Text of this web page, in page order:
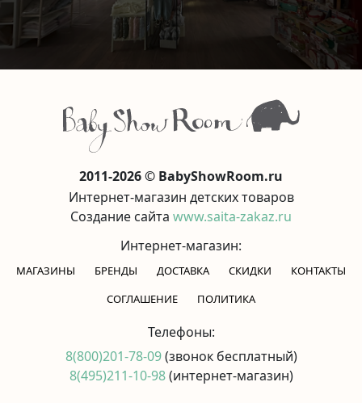
2011-2026 © BabyShowRoom.ru
Интернет-магазин детских товаров
Создание сайта www.saita-zakaz.ru
Интернет-магазин:
МАГАЗИНЫ БРЕНДЫ ДОСТАВКА СКИДКИ
КОНТАКТЫ
CОГЛАШЕНИЕ
ПОЛИТИКА
Телефоны:
8(800)201-78-09(звонок бесплатный)
8(495)211-10-98(интернет-магазин)